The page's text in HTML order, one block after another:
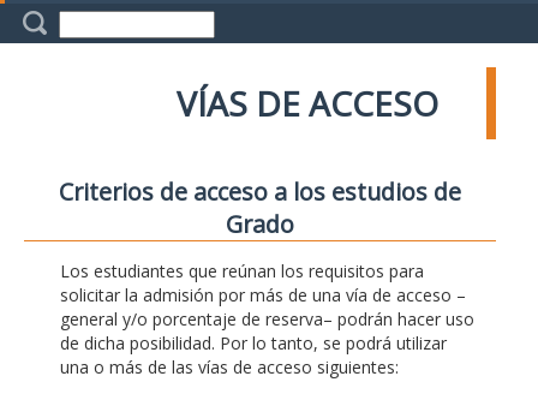
VÍAS DE ACCESO
Criterios de acceso a los estudios de
Grado
Los estudiantes que reúnan los requisitos para
solicitar la admisión por más de una vía de acceso –
general y/o porcentaje de reserva– podrán hacer uso
de dicha posibilidad. Por lo tanto, se podrá utilizar
una o más de las vías de acceso siguientes: